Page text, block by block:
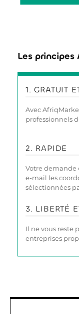
Les
1. GRATUIT
Avec
professionnels
2. RAPIDE
Votre demande
e-mail les
sélectionnées
3. LIBERTÉ
Il ne vous reste
entreprises